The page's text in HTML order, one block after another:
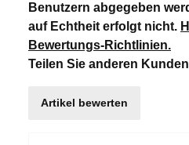
Benutzern abgegeben
auf Echtheit erfolgt nicht.
Bewertungs-Richtlinien.
Teilen Sie anderen
Artikel bewerten